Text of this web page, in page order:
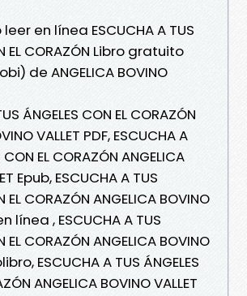
en línea ESCUCHA A TUS
EL CORAZÓN Libro gratuito
de ANGELICA BOVINO
ÁNGELES CON EL CORAZÓN
VALLET PDF, ESCUCHA A
CON EL CORAZÓN ANGELICA
Epub, ESCUCHA A TUS
EL CORAZÓN ANGELICA BOVINO
línea , ESCUCHA A TUS
EL CORAZÓN ANGELICA BOVINO
ESCUCHA A TUS ÁNGELES
ANGELICA BOVINO VALLET